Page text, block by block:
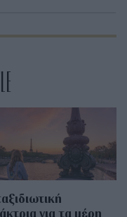
για τα μέρη